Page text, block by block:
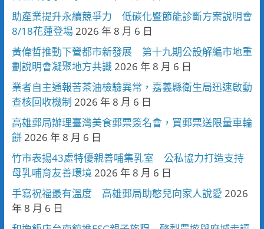
助產業提升永續競爭力 低碳化暨節能診斷方案說明會
8/18花蓮登場2026 年 8 月 6 日
黃偉哲推動下營都市新發展 第十九期公設解編市地重
劃說明會凝聚地方共識2026 年 8 月 6 日
業者自主通報苦茶油檢驗異常，嘉義縣衛生局迅速啟動
查核回收機制 2026 年 8 月 6 日
高雄郵局辦理臺灣美食郵票簽名會，買郵票送限量車輪
餅2026 年 8 月 6 日
竹市表揚43處特優親善哺集乳室 公私協力打造支持
母乳哺育友善環境2026 年 8 月 6 日
手寫祝福最有溫度 高雄郵局助憨兒向家人說愛 2026
年 8 月 6 日